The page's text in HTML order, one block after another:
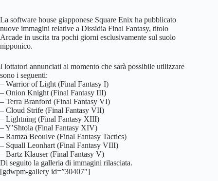
La software house giapponese Square Enix ha pubblicato
nuove immagini relative a Dissidia Final Fantasy, titolo
Arcade in uscita tra pochi giorni esclusivamente sul suolo
nipponico.
I lottatori annunciati al momento che sarà possibile utilizzare
sono i seguenti:
– Warrior of Light (Final Fantasy I)
– Onion Knight (Final Fantasy III)
– Terra Branford (Final Fantasy VI)
– Cloud Strife (Final Fantasy VII)
– Lightning (Final Fantasy XIII)
– Y’Shtola (Final Fantasy XIV)
– Ramza Beoulve (Final Fantasy Tactics)
– Squall Leonhart (Final Fantasy VIII)
– Bartz Klauser (Final Fantasy V)
Di seguito la galleria di immagini rilasciata.
[gdwpm-gallery id=”30407″]